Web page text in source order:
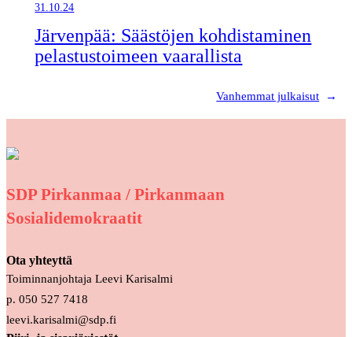
31.10.24
Järvenpää: Säästöjen kohdistaminen
pelastustoimeen vaarallista
Vanhemmat julkaisut →
SDP Pirkanmaa / Pirkanmaan
Sosialidemokraatit
Ota yhteyttä
Toiminnanjohtaja Leevi Karisalmi
p. 050 527 7418
leevi.karisalmi@sdp.fi